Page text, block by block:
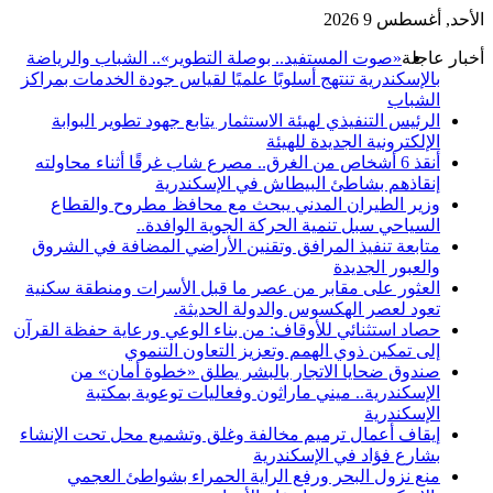
الأحد, أغسطس 9 2026
أخبار عاجلة«صوت المستفيد.. بوصلة التطوير».. الشباب والرياضة
بالإسكندرية تنتهج أسلوبًا علميًا لقياس جودة الخدمات بمراكز
الشباب
الرئيس التنفيذي لهيئة الاستثمار يتابع جهود تطوير البوابة
الإلكترونية الجديدة للهيئة
أنقذ 6 أشخاص من الغرق.. مصرع شاب غرقًا أثناء محاولته
إنقاذهم بشاطئ البيطاش في الإسكندرية
وزير الطيران المدني يبحث مع محافظ مطروح والقطاع
السياحي سبل تنمية الحركة الجوية الوافدة..
متابعة تنفيذ المرافق وتقنين الأراضي المضافة في الشروق
والعبور الجديدة
العثور على مقابر من عصر ما قبل الأسرات ومنطقة سكنية
تعود لعصر الهكسوس والدولة الحديثة.
حصاد استثنائي للأوقاف: من بناء الوعي ورعاية حفظة القرآن
إلى تمكين ذوي الهمم وتعزيز التعاون التنموي
صندوق ضحايا الاتجار بالبشر يطلق «خطوة أمان» من
الإسكندرية.. ميني ماراثون وفعاليات توعوية بمكتبة
الإسكندرية
إيقاف أعمال ترميم مخالفة وغلق وتشميع محل تحت الإنشاء
بشارع فؤاد في الإسكندرية
منع نزول البحر ورفع الراية الحمراء بشواطئ العجمي